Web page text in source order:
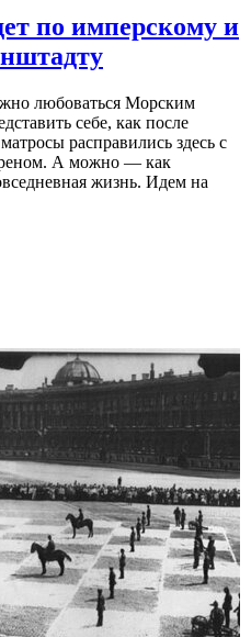
по имперскому и
любоваться Морским
себе, как после
расправились здесь с
А можно — как
жизнь. Идем на